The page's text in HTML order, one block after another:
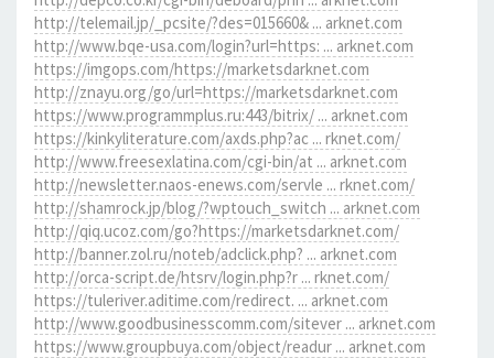
http://telemail.jp/_pcsite/?des=015660& ... arknet.com
http://www.bqe-usa.com/login?url=https: ... arknet.com
https://imgops.com/https://marketsdarknet.com
http://znayu.org/go/url=https://marketsdarknet.com
https://www.programmplus.ru:443/bitrix/ ... arknet.com
https://kinkyliterature.com/axds.php?ac ... rknet.com/
http://www.freesexlatina.com/cgi-bin/at ... arknet.com
http://newsletter.naos-enews.com/servle ... rknet.com/
http://shamrock.jp/blog/?wptouch_switch ... arknet.com
http://qiq.ucoz.com/go?https://marketsdarknet.com/
http://banner.zol.ru/noteb/adclick.php? ... arknet.com
http://orca-script.de/htsrv/login.php?r ... rknet.com/
https://tuleriver.aditime.com/redirect. ... arknet.com
http://www.goodbusinesscomm.com/sitever ... arknet.com
https://www.groupbuya.com/object/readur ... arknet.com